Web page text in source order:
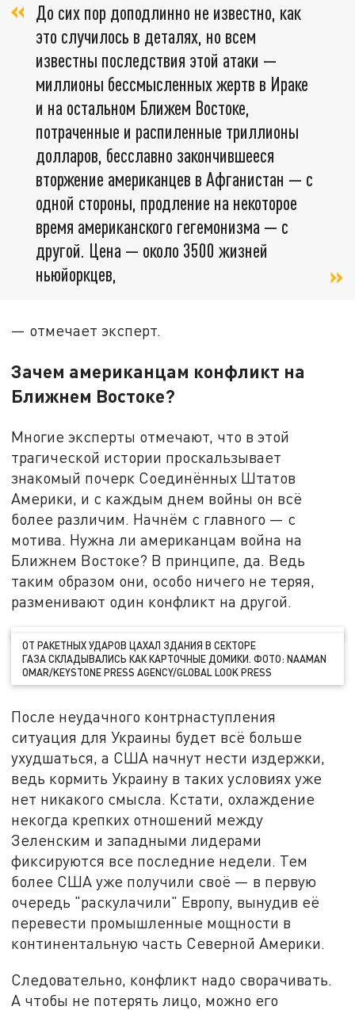
До сих пор доподлинно не известно, как
это случилось в деталях, но всем
известны последствия этой атаки —
миллионы бессмысленных жертв в Ираке
и на остальном Ближем Востоке,
потраченные и распиленные триллионы
долларов, бесславно закончившееся
вторжение американцев в Афганистан — с
одной стороны, продление на некоторое
время американского гегемонизма — с
другой. Цена — около 3500 жизней
ньюйоркцев,
— отмечает эксперт.
Зачем американцам конфликт на
Ближнем Востоке?
Многие эксперты отмечают, что в этой
трагической истории проскальзывает
знакомый почерк Соединённых Штатов
Америки, и с каждым днем войны он всё
более различим. Начнём с главного — с
мотива. Нужна ли американцам война на
Ближнем Востоке? В принципе, да. Ведь
таким образом они, особо ничего не теряя,
разменивают один конфликт на другой.
ОТ РАКЕТНЫХ УДАРОВ ЦАХАЛ ЗДАНИЯ В СЕКТОРЕ
ГАЗА СКЛАДЫВАЛИСЬ КАК КАРТОЧНЫЕ ДОМИКИ. ФОТО: NAAMAN
OMAR/KEYSTONE PRESS AGENCY/GLOBAL LOOK PRESS
После неудачного контрнаступления
ситуация для Украины будет всё больше
ухудшаться, а США начнут нести издержки,
ведь кормить Украину в таких условиях уже
нет никакого смысла. Кстати, охлаждение
некогда крепких отношений между
Зеленским и западными лидерами
фиксируются все последние недели. Тем
более США уже получили своё — в первую
очередь "раскулачили" Европу, вынудив её
перевести промышленные мощности в
континентальную часть Северной Америки.
Следовательно, конфликт надо сворачивать.
А чтобы не потерять лицо, можно его